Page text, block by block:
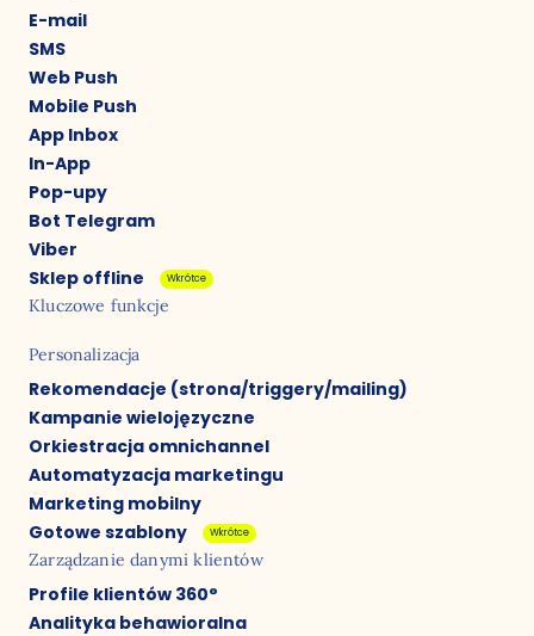
E-mail
SMS
Web Push
Mobile Push
App Inbox
In-App
Pop-upy
Bot Telegram
Viber
Sklep offline
Wkrótce
Kluczowe funkcje
Personalizacja
Rekomendacje (strona/triggery/mailing)
Kampanie wielojęzyczne
Orkiestracja omnichannel
Automatyzacja marketingu
Marketing mobilny
Gotowe szablony
Wkrótce
Zarządzanie danymi klientów
Profile klientów 360°
Analityka behawioralna